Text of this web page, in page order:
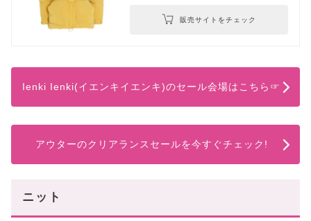
販売サイトをチェック
Ienki Ienki(イエンキイエンキ)のセール会場はこちら☞
アウターのクリアランスセールを今すぐチェック!
ニット